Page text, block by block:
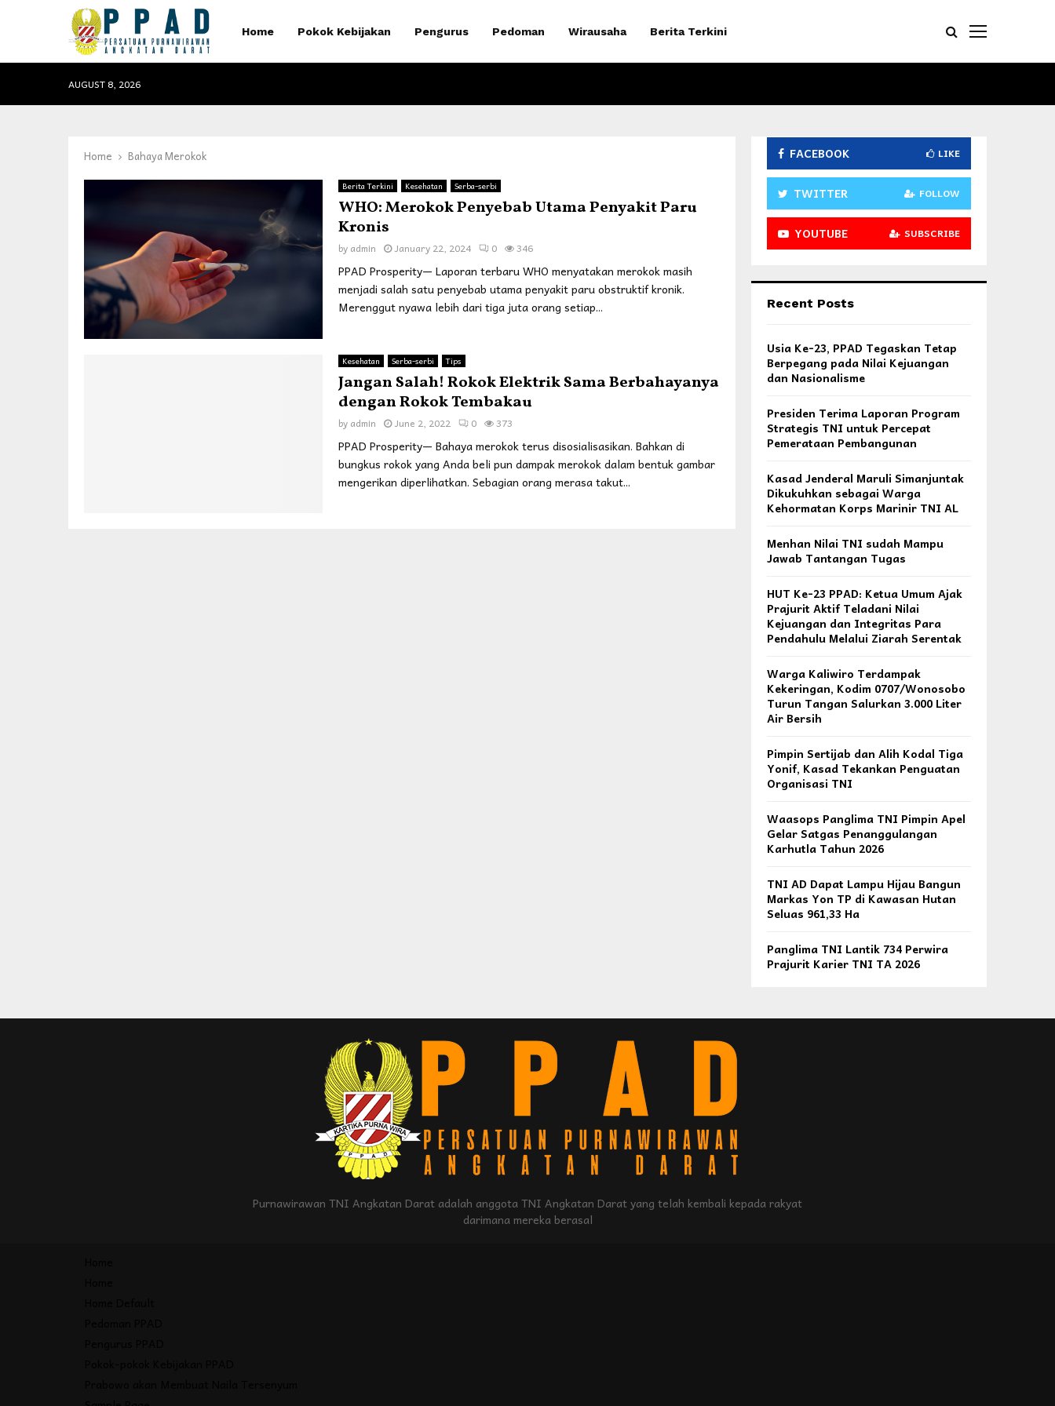
Home Pokok Kebijakan Pengurus Pedoman Wirausaha Berita Terkini
AUGUST 8, 2026
Home Bahaya Merokok
Berita Terkini Kesehatan Serba-serbi
WHO: Merokok Penyebab Utama Penyakit Paru
Kronis
by admin January 22, 2024 0 346
PPAD Prosperity— Laporan terbaru WHO menyatakan merokok masih
menjadi salah satu penyebab utama penyakit paru obstruktif kronik.
Merenggut nyawa lebih dari tiga juta orang setiap...
Kesehatan Serba-serbi Tips
Jangan Salah! Rokok Elektrik Sama Berbahayanya
dengan Rokok Tembakau
by admin June 2, 2022 0 373
PPAD Prosperity— Bahaya merokok terus disosialisasikan. Bahkan di
bungkus rokok yang Anda beli pun dampak merokok dalam bentuk gambar
mengerikan diperlihatkan. Sebagian orang merasa takut...
FACEBOOK LIKE
TWITTER FOLLOW
YOUTUBE SUBSCRIBE
Recent Posts
Usia Ke-23, PPAD Tegaskan Tetap
Berpegang pada Nilai Kejuangan
dan Nasionalisme
Presiden Terima Laporan Program
Strategis TNI untuk Percepat
Pemerataan Pembangunan
Kasad Jenderal Maruli Simanjuntak
Dikukuhkan sebagai Warga
Kehormatan Korps Marinir TNI AL
Menhan Nilai TNI sudah Mampu
Jawab Tantangan Tugas
HUT Ke-23 PPAD: Ketua Umum Ajak
Prajurit Aktif Teladani Nilai
Kejuangan dan Integritas Para
Pendahulu Melalui Ziarah Serentak
Warga Kaliwiro Terdampak
Kekeringan, Kodim 0707/Wonosobo
Turun Tangan Salurkan 3.000 Liter
Air Bersih
Pimpin Sertijab dan Alih Kodal Tiga
Yonif, Kasad Tekankan Penguatan
Organisasi TNI
Waasops Panglima TNI Pimpin Apel
Gelar Satgas Penanggulangan
Karhutla Tahun 2026
TNI AD Dapat Lampu Hijau Bangun
Markas Yon TP di Kawasan Hutan
Seluas 961,33 Ha
Panglima TNI Lantik 734 Perwira
Prajurit Karier TNI TA 2026
Purnawirawan TNI Angkatan Darat adalah anggota TNI Angkatan Darat yang telah kembali kepada rakyat
darimana mereka berasal